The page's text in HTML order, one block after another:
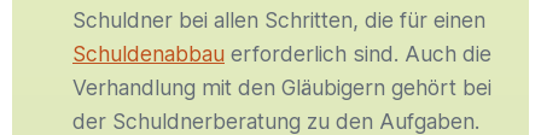
Schuldner bei allen Schritten, die für einen
Schuldenabbau erforderlich sind. Auch die
Verhandlung mit den Gläubigern gehört bei
der Schuldnerberatung zu den Aufgaben.